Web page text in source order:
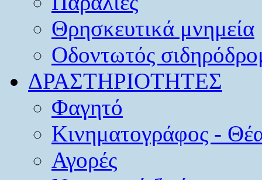
Θρησκευτικά μνημεία
Οδοντωτός
ΔΡΑΣΤΗΡΙΟΤΗΤΕΣ
Φαγητό
Κινηματογράφος -
Αγορές